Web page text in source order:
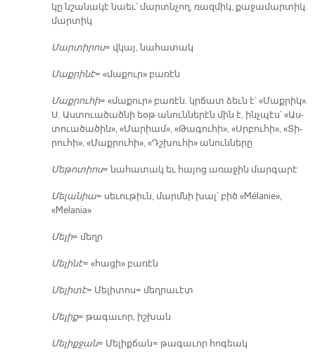
կը նշա­նա­կէ նաեւ՝ մարտն­չող, ռազ­միկ, քա­ջա­մար­տիկ.
մար­տիկ
Մար­տի­րոս= վկայ, նա­հա­տակ
Մաք­րի­նէ= «մա­քուր» բա­ռէն
Մաք­րու­հի= «մա­քուր» բա­ռէն. կրճատ ձեւն է՝ «Մաք­րիկ».
Ս. Աս­տուա­ծած­նի եօթ ա­նուն­նե­րէն մին է, ինչ­պէս՝ «Աս­
տուա­ծա­ծին», «Մա­րիամ», «Թա­գու­հի», «Սրբու­հի», «Տի­
րու­հի», «Մաք­րու­հի», «Դշխու­հի» ա­նուն­նե­րը
Մե­թո­տիոս= նա­հա­տակ եւ հա­յոց ա­ռա­ջին մար­գա­րէ
Մե­լա­նիա= սե­ւու­թիւն, մարմ­նի խալ՝ բիծ «Mélanie»,
«Melania»
Մե­լի= մեղր
Մե­լի­նէ= «հա­ցի» բա­ռէն
Մե­լի­տէ= Մե­լի­տոս= մեղ­րա­ւէտ
Մե­լիք= թա­գա­ւոր, իշ­խան
Մե­լիք­ջան= Մե­լիք­ճան= թա­գա­ւոր հո­գեակ